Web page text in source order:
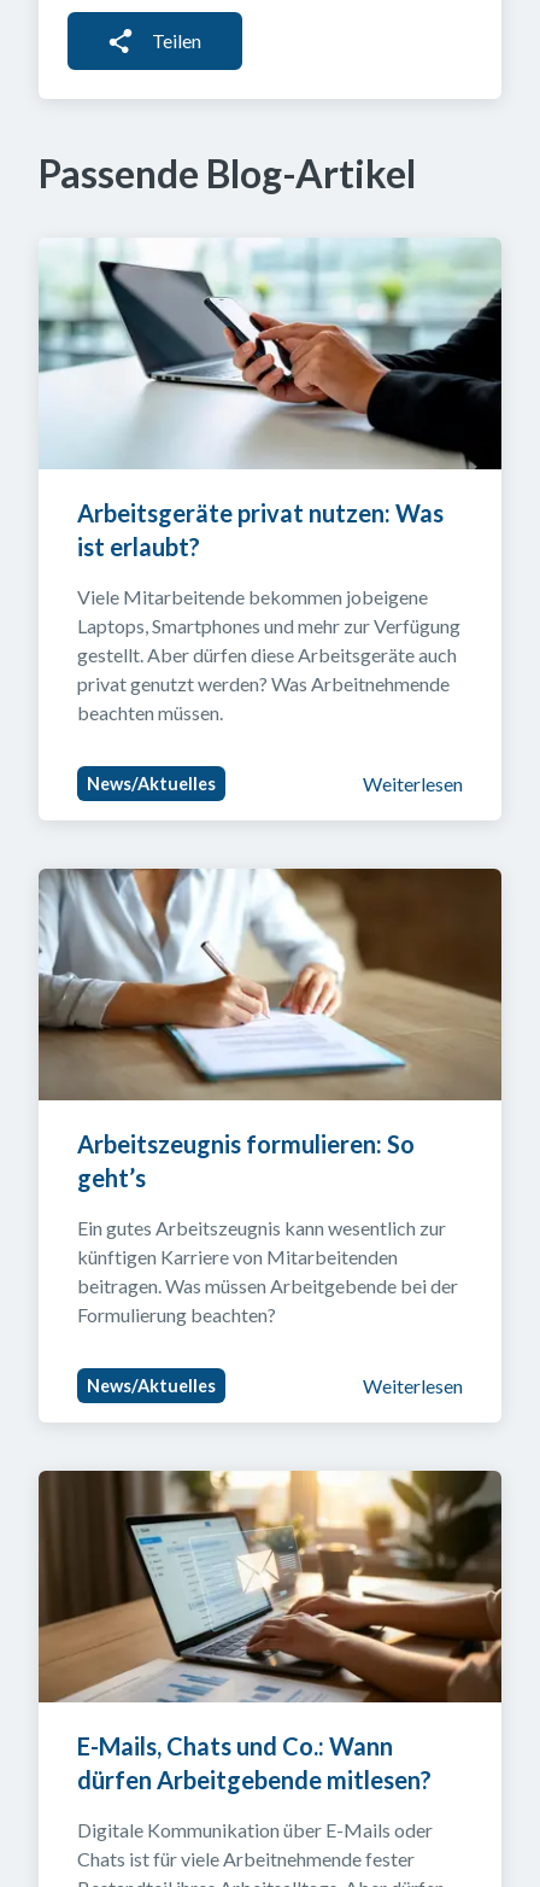
Teilen
Passende Blog-Artikel
Arbeitsgeräte privat nutzen: Was
ist erlaubt?
Viele Mitarbeitende bekommen jobeigene
Laptops, Smartphones und mehr zur Verfügung
gestellt. Aber dürfen diese Arbeitsgeräte auch
privat genutzt werden? Was Arbeitnehmende
beachten müssen.
News/Aktuelles Weiterlesen
Arbeitszeugnis formulieren: So
geht’s
Ein gutes Arbeitszeugnis kann wesentlich zur
künftigen Karriere von Mitarbeitenden
beitragen. Was müssen Arbeitgebende bei der
Formulierung beachten?
News/Aktuelles Weiterlesen
E-Mails, Chats und Co.: Wann
dürfen Arbeitgebende mitlesen?
Digitale Kommunikation über E-Mails oder
Chats ist für viele Arbeitnehmende fester